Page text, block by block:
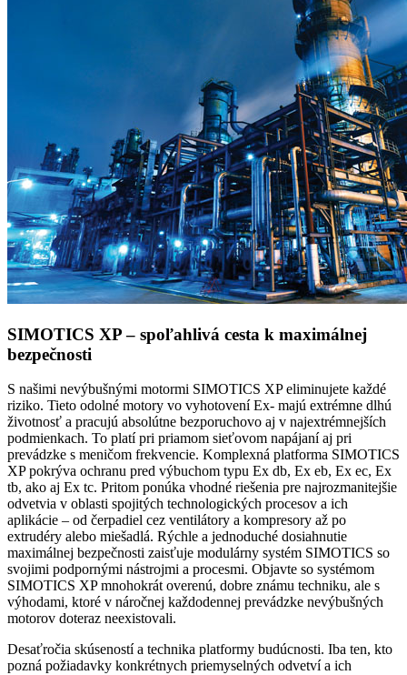
SIMOTICS XP – spoľahlivá cesta k maximálnej
bezpečnosti
S našimi nevýbušnými motormi SIMOTICS XP eliminujete každé
riziko. Tieto odolné motory vo vyhotovení Ex- majú extrémne dlhú
životnosť a pracujú absolútne bezporuchovo aj v najextrémnejších
podmienkach. To platí pri priamom sieťovom napájaní aj pri
prevádzke s meničom frekvencie. Komplexná platforma SIMOTICS
XP pokrýva ochranu pred výbuchom typu Ex db, Ex eb, Ex ec, Ex
tb, ako aj Ex tc. Pritom ponúka vhodné riešenia pre najrozmanitejšie
odvetvia v oblasti spojitých technologických procesov a ich
aplikácie – od čerpadiel cez ventilátory a kompresory až po
extrudéry alebo miešadlá. Rýchle a jednoduché dosiahnutie
maximálnej bezpečnosti zaisťuje modulárny systém SIMOTICS so
svojimi podpornými nástrojmi a procesmi. Objavte so systémom
SIMOTICS XP mnohokrát overenú, dobre známu techniku, ale s
výhodami, ktoré v náročnej každodennej prevádzke nevýbušných
motorov doteraz neexistovali.
Desaťročia skúseností a technika platformy budúcnosti. Iba ten, kto
pozná požiadavky konkrétnych priemyselných odvetví a ich